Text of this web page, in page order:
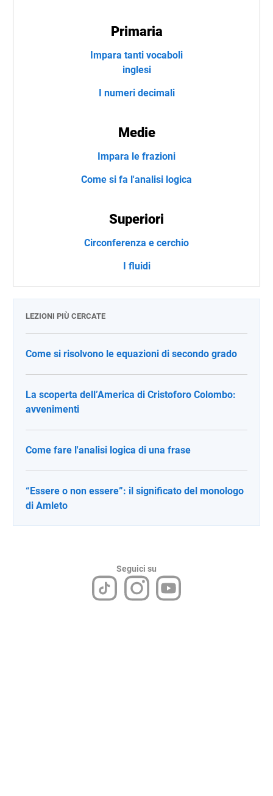
Primaria
Impara tanti vocaboli
inglesi
I numeri decimali
Medie
Impara le frazioni
Come si fa l'analisi logica
Superiori
Circonferenza e cerchio
I fluidi
LEZIONI PIÙ CERCATE
Come si risolvono le equazioni di secondo grado
La scoperta dell’America di Cristoforo Colombo:
avvenimenti
Come fare l'analisi logica di una frase
“Essere o non essere”: il significato del monologo
di Amleto
Seguici su